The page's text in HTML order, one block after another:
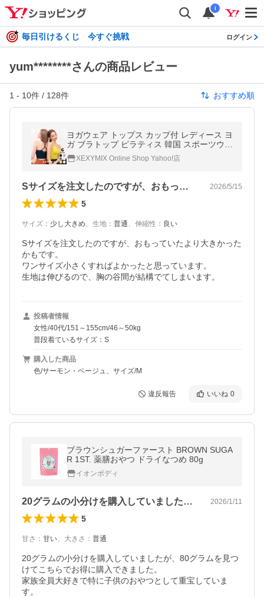
i
毎日引けるくじ 今すぐ挑戦 ログイン
yum********さんの商品レビュー
1 - 10件 / 128件 おすすめ順
ヨガウェア トップス カップ付 レディース ヨ
ガ ブラトップ ピラティス 韓国 スポーツウェ
ア おしゃれ ゼクシィミックス XEXYMIX XT
4340G
XEXYMIX Online Shop Yahoo!店
Sサイズを注文したのですが、おもってい… 2026/5/15
5
サイズ ： 少し大きめ、 生地 ： 普通、 伸縮性 ： 良い
Sサイズを注文したのですが、おもっていたより大きかった
かもです。
ワンサイズ小さくすればよかったと思っています。
生地は伸びるので、胸の谷間が結構でてしまいます。
投稿者情報
女性/40代/151～155cm/46～50kg
普段着ているサイズ：S
購入した商品
色/サーモン・ベージュ、サイズ/M
違反報告 いいね 0
ブラウンシュガーファースト BROWN SUGA
R 1ST. 薬膳おやつ ドライなつめ 80g
イオンボディ
20グラムの小分けを購入していましたが… 2026/1/11
5
甘さ ： 甘い、 大きさ ： 普通
20グラムの小分けを購入していましたが、80グラムを見つ
けてこちらでお得に購入できました。
家族全員大好きで特に子供のおやつとして重宝していま
す。